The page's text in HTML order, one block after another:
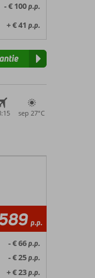
- € 100p.p.
+ € 41 p.p.
sep 27°C
p.p.
- € 66p.p.
- € 25p.p.
+ € 23p.p.